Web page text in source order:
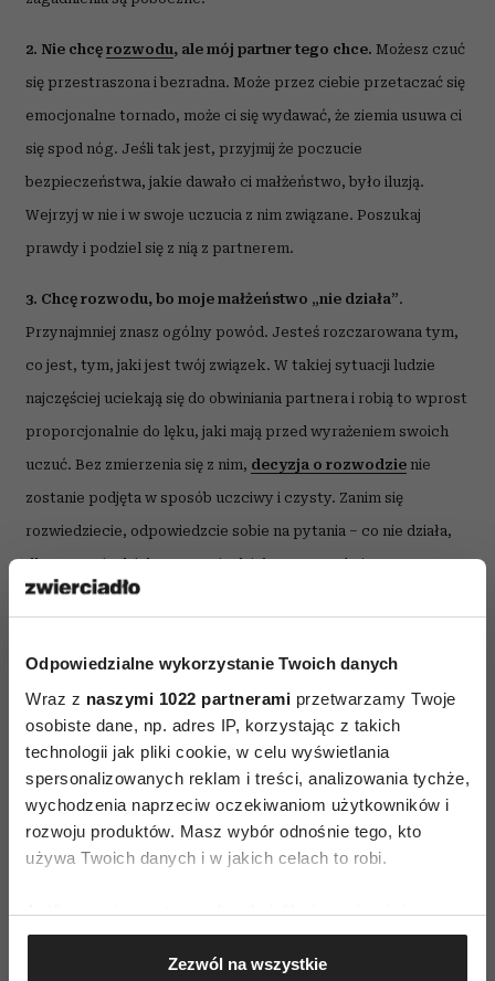
Odpowiedzialne wykorzystanie Twoich danych
Wraz z naszymi 1022 partnerami przetwarzamy Twoje
osobiste dane, np. adres IP, korzystając z takich
technologii jak pliki cookie, w celu wyświetlania
spersonalizowanych reklam i treści, analizowania tychże,
wychodzenia naprzeciw oczekiwaniom użytkowników i
rozwoju produktów. Masz wybór odnośnie tego, kto
używa Twoich danych i w jakich celach to robi.
Jeśli wyrazisz na to zgodę, chcielibyśmy również:
Gromadzić dane dotyczące Twojej lokalizacji
geograficznej z dokładnością nawet do kilku metrów
Zezwól na wszystkie
2. Nie chcę rozwodu, ale mój partner tego chce. Możesz czuć
się przestraszona i bezradna. Może przez ciebie przetaczać się
emocjonalne tornado, może ci się wydawać, że ziemia usuwa ci
się spod nóg. Jeśli tak jest, przyjmij że poczucie
bezpieczeństwa, jakie dawało ci małżeństwo, było iluzją.
Wejrzyj w nie i w swoje uczucia z nim związane. Poszukaj
prawdy i podziel się z nią z partnerem.
3. Chcę rozwodu, bo moje małżeństwo „nie działa”.
Przynajmniej znasz ogólny powód. Jesteś rozczarowana tym,
co jest, tym, jaki jest twój związek. W takiej sytuacji ludzie
najczęściej uciekają się do obwiniania partnera i robią to wprost
proporcjonalnie do lęku, jaki mają przed wyrażeniem swoich
uczuć. Bez zmierzenia się z nim, decyzja o rozwodzie nie
zostanie podjęta w sposób uczciwy i czysty. Zanim się
rozwiedziecie, odpowiedzcie sobie na pytania – co nie działa,
dlaczego nie działa, po co nie działa. I czy może jeszcze
działać.
sobie przed rozwodem.
KRYZYS W ZWIĄZKU PROBLEMY W ZWIĄZKU
AUTOPROMOCJA